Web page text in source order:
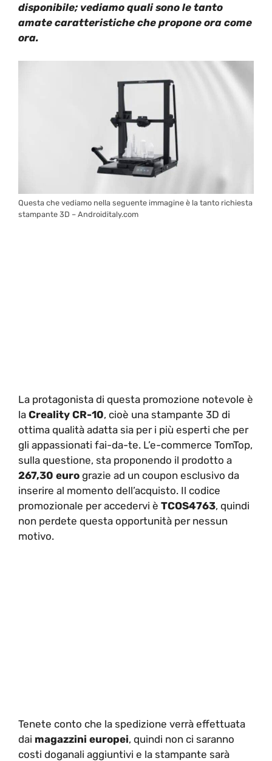
disponibile; vediamo quali sono le tanto
amate caratteristiche che propone ora come
ora.
Questa che vediamo nella seguente immagine è la tanto richiesta
stampante 3D – Androiditaly.com
La protagonista di questa promozione notevole è
la Creality CR-10, cioè una stampante 3D di
ottima qualità adatta sia per i più esperti che per
gli appassionati fai-da-te. L’e-commerce TomTop,
sulla questione, sta proponendo il prodotto a
267,30 euro grazie ad un coupon esclusivo da
inserire al momento dell’acquisto. Il codice
promozionale per accedervi è TCOS4763, quindi
non perdete questa opportunità per nessun
motivo.
Tenete conto che la spedizione verrà effettuata
dai magazzini europei, quindi non ci saranno
costi doganali aggiuntivi e la stampante sarà